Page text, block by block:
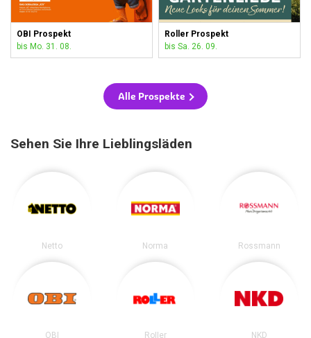
OBI Prospekt
bis Mo. 31. 08.
Roller Prospekt
bis Sa. 26. 09.
Alle Prospekte
Sehen Sie Ihre Lieblingsläden
Netto Norma Rossmann
OBI Roller NKD